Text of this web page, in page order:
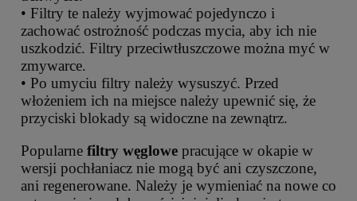
• Filtry te należy wyjmować pojedynczo i
zachować ostrożność podczas mycia, aby ich nie
uszkodzić. Filtry przeciwtłuszczowe można myć w
zmywarce.
• Po umyciu filtry należy wysuszyć. Przed
włożeniem ich na miejsce należy upewnić się, że
przyciski blokady są widoczne na zewnątrz.
Popularne filtry węglowe pracujące w okapie w
wersji pochłaniacz nie mogą być ani czyszczone,
ani regenerowane. Należy je wymieniać na nowe co